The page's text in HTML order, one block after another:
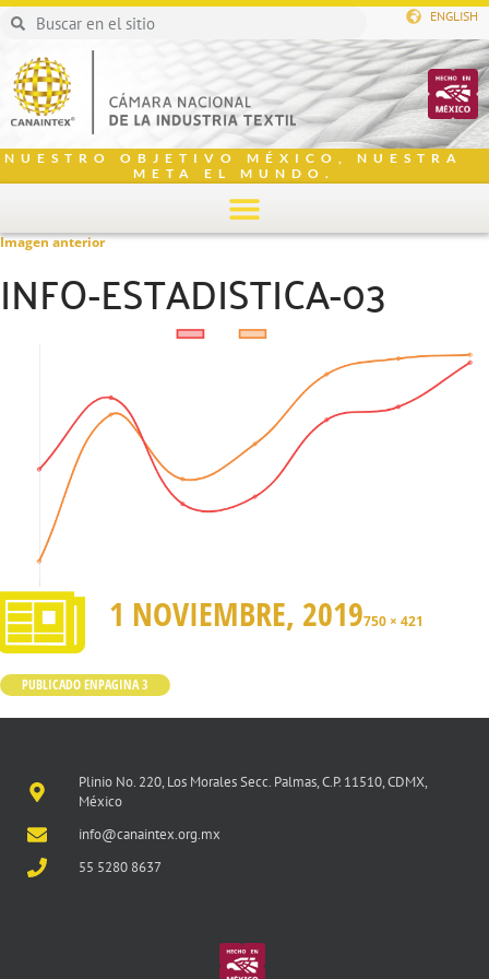
ENGLISH
NUESTRO OBJETIVO MÉXICO, NUESTRA
META EL MUNDO.
Imagen anterior
INFO-ESTADISTICA-03
1 NOVIEMBRE, 2019750 × 421
PUBLICADO ENPAGINA 3
Plinio No. 220, Los Morales Secc. Palmas, C.P. 11510, CDMX,
México
info@canaintex.org.mx
55 5280 8637